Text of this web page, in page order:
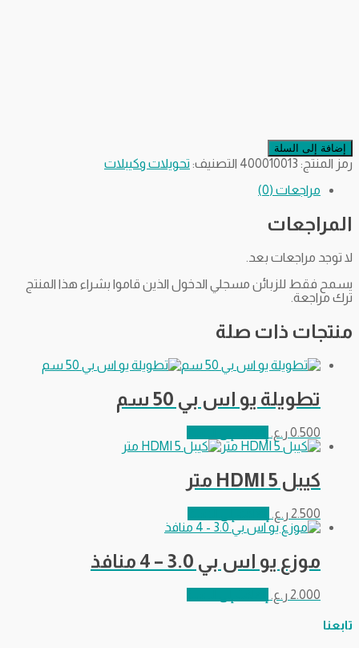
إضافة إلى السلة
رمز المنتج: 400010013 التصنيف: تحويلات وكيبلات
مراجعات (0)
المراجعات
لا توجد مراجعات بعد.
يسمح فقط للزبائن مسجلي الدخول الذين قاموا بشراء هذا المنتج
ترك مراجعة.
منتجات ذات صلة
تطويلة يو اس بي 50 سم
0.500 ر.ع.
كيبل HDMI 5 متر
2.500 ر.ع.
موزع يو اس بي 3.0 – 4 منافذ
2.000 ر.ع.
تابعنا